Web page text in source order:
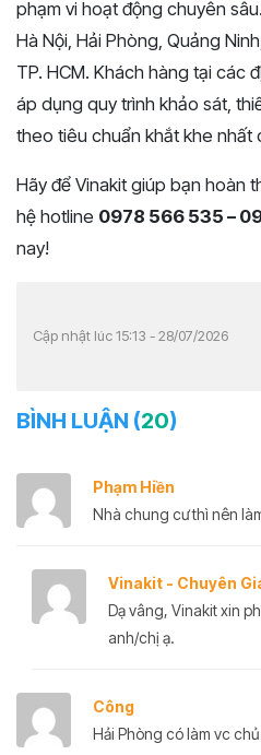
phạm vi hoạt động chuyên
Hà Nội, Hải Phòng, Quảng
TP. HCM. Khách hàng tại các
áp dụng quy trình khảo sát,
theo tiêu chuẩn khắt khe nhất
Hãy để Vinakit giúp bạn hoàn
hệ hotline 0978 566 535 –
nay!
Cập nhật lúc 15:13 - 28/07/2026
BÌNH LUẬN (20)
Phạm Hiền
Nhà chung cư thì nên
Vinakit - Chuyên
Dạ vâng, Vinakit xin
anh/chị ạ.
Công
Hải Phòng có làm vc